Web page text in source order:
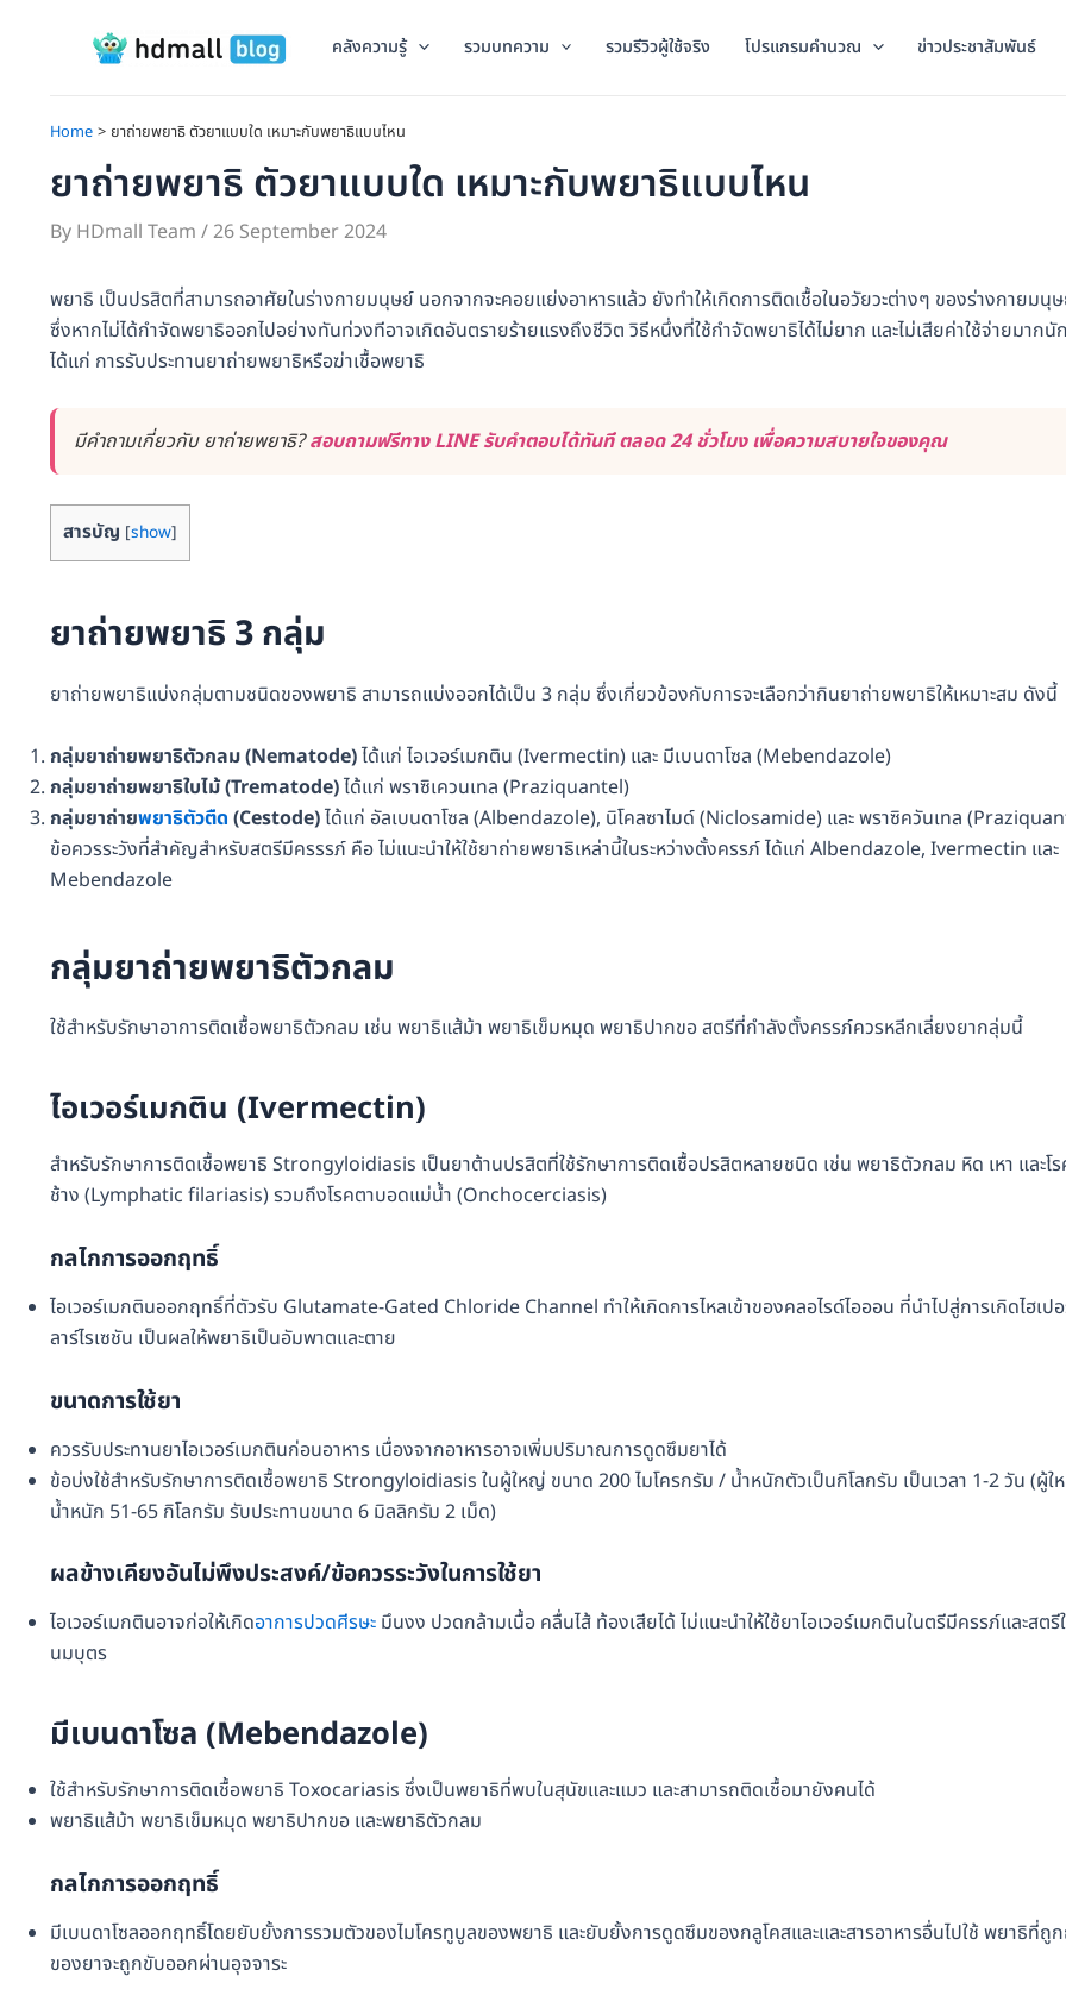
คลังความรู้ รวมบทความ รวมรีวิวผู้ใช้จริง โปรแกรมคำนวณ ข่าวประชาสัมพันธ์
Home ยาถ่ายพยาธิ ตัวยาแบบใด เหมาะกับพยาธิแบบไหน
ยาถ่ายพยาธิ ตัวยาแบบใด เหมาะกับพยาธิแบบไหน
By HDmall Team /26 September 2024
พยาธิ เป็นปรสิตที่สามารถอาศัยในร่างกายมนุษย์ นอกจากจะคอยแย่งอาหารแล้ว ยังทำให้เกิดการติดเชื้อในอวัยวะต่างๆ ของร่างกายมนุ
ซึ่งหากไม่ได้กำจัดพยาธิออกไปอย่างทันท่วงทีอาจเกิดอันตรายร้ายแรงถึงชีวิต วิธีหนึ่งที่ใช้กำจัดพยาธิได้ไม่ยาก และไม่เสียค่าใช้จ่ายมากนั
ได้แก่ การรับประทานยาถ่ายพยาธิหรือฆ่าเชื้อพยาธิ
มีคำถามเกี่ยวกับ ยาถ่ายพยาธิ?สอบถามฟรีทาง LINE รับคำตอบได้ทันที ตลอด 24 ชั่วโมง เพื่อความสบายใจของคุณ
สารบัญ [show]
ยาถ่ายพยาธิ 3 กลุ่ม
ยาถ่ายพยาธิแบ่งกลุ่มตามชนิดของพยาธิ สามารถแบ่งออกได้เป็น 3 กลุ่ม ซึ่งเกี่ยวข้องกับการจะเลือกว่ากินยาถ่ายพยาธิให้เหมาะสม ดังนี้
กลุ่มยาถ่ายพยาธิตัวกลม (Nematode)ได้แก่ ไอเวอร์เมกติน (Ivermectin) และ มีเบนดาโซล (Mebendazole)
กลุ่มยาถ่ายพยาธิใบไม้ (Trematode)ได้แก่ พราซิเควนเทล (Praziquantel)
กลุ่มยาถ่ายพยาธิตัวตืด (Cestode)ได้แก่ อัลเบนดาโซล (Albendazole), นิโคลซาไมด์ (Niclosamide) และ พราซิควันเทล
ข้อควรระวังที่สำคัญสำหรับสตรีมีครรรภ์ คือ ไม่แนะนำให้ใช้ยาถ่ายพยาธิเหล่านี้ในระหว่างตั้งครรภ์ ได้แก่ Albendazole, Ivermectin และ
Mebendazole
กลุ่มยาถ่ายพยาธิตัวกลม
ใช้สำหรับรักษาอาการติดเชื้อพยาธิตัวกลม เช่น พยาธิแส้ม้า พยาธิเข็มหมุด พยาธิปากขอ สตรีที่กำลังตั้งครรภ์ควรหลีกเลี่ยงยากลุ่มนี้
ไอเวอร์เมกติน (Ivermectin)
สำหรับรักษาการติดเชื้อพยาธิ Strongyloidiasis เป็นยาต้านปรสิตที่ใช้รักษาการติดเชื้อปรสิตหลายชนิด เช่น พยาธิตัวกลม หิด เหา และโร
ช้าง (Lymphatic filariasis) รวมถึงโรคตาบอดแม่น้ำ (Onchocerciasis)
กลไกการออกฤทธิ์
ไอเวอร์เมกตินออกฤทธิ์ที่ตัวรับ Glutamate-Gated Chloride Channel ทำให้เกิดการไหลเข้าของคลอไรด์ไอออน ที่นำไปสู่การเกิดไฮเป
ลาร์ไรเซชัน เป็นผลให้พยาธิเป็นอัมพาตและตาย
ขนาดการใช้ยา
ควรรับประทานยาไอเวอร์เมกตินก่อนอาหาร เนื่องจากอาหารอาจเพิ่มปริมาณการดูดซึมยาได้
ข้อบ่งใช้สำหรับรักษาการติดเชื้อพยาธิ Strongyloidiasis ในผู้ใหญ่ ขนาด 200 ไมโครกรัม / น้ำหนักตัวเป็นกิโลกรัม เป็นเวลา 1-2 วัน (ผู้
น้ำหนัก 51-65 กิโลกรัม รับประทานขนาด 6 มิลลิกรัม 2 เม็ด)
ผลข้างเคียงอันไม่พึงประสงค์/ข้อควรระวังในการใช้ยา
ไอเวอร์เมกตินอาจก่อให้เกิดอาการปวดศีรษะ มึนงง ปวดกล้ามเนื้อ คลื่นไส้ ท้องเสียได้ ไม่แนะนำให้ใช้ยาไอเวอร์เมกตินในตรีมีครรภ์และสตรี
นมบุตร
มีเบนดาโซล (Mebendazole)
ใช้สำหรับรักษาการติดเชื้อพยาธิ Toxocariasis ซึ่งเป็นพยาธิที่พบในสุนัขและแมว และสามารถติดเชื้อมายังคนได้
พยาธิแส้ม้า พยาธิเข็มหมุด พยาธิปากขอ และพยาธิตัวกลม
กลไกการออกฤทธิ์
มีเบนดาโซลออกฤทธิ์โดยยับยั้งการรวมตัวของไมโครทูบูลของพยาธิ และยับยั้งการดูดซึมของกลูโคสและและสารอาหารอื่นไปใช้ พยาธิที่ถู
ของยาจะถูกขับออกผ่านอุจจาระ